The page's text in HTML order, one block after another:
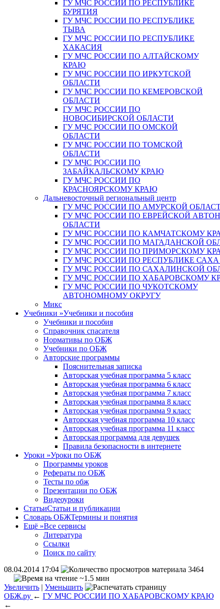
ГУ МЧС РОССИИ ПО РЕСПУБЛИКЕ
БУРЯТИЯ
ГУ МЧС РОССИИ ПО РЕСПУБЛИКЕ
ТЫВА
ГУ МЧС РОССИИ ПО РЕСПУБЛИКЕ
ХАКАСИЯ
ГУ МЧС РОССИИ ПО АЛТАЙСКОМУ
КРАЮ
ГУ МЧС РОССИИ ПО ИРКУТСКОЙ
ОБЛАСТИ
ГУ МЧС РОССИИ ПО КЕМЕРОВСКОЙ
ОБЛАСТИ
ГУ МЧС РОССИИ ПО
НОВОСИБИРСКОЙ ОБЛАСТИ
ГУ МЧС РОССИИ ПО ОМСКОЙ
ОБЛАСТИ
ГУ МЧС РОССИИ ПО ТОМСКОЙ
ОБЛАСТИ
ГУ МЧС РОССИИ ПО
ЗАБАЙКАЛЬСКОМУ КРАЮ
ГУ МЧС РОССИИ ПО
КРАСНОЯРСКОМУ КРАЮ
Дальневосточный региональный центр
ГУ МЧС РОССИИ ПО АМУРСКОЙ
ГУ МЧС РОССИИ ПО ЕВРЕЙСКОЙ
ОБЛАСТИ
ГУ МЧС РОССИИ ПО КАМЧАТСКОМУ
ГУ МЧС РОССИИ ПО МАГАДАНСКОЙ
ГУ МЧС РОССИИ ПО ПРИМОРСКОМУ
ГУ МЧС РОССИИ ПО РЕСПУБЛИКЕ
ГУ МЧС РОССИИ ПО САХАЛИНСКОЙ
ГУ МЧС РОССИИ ПО ХАБАРОВСКОМУ
ГУ МЧС РОССИИ ПО ЧУКОТСКОМУ
АВТОНОМНОМУ ОКРУГУ
Микс
Учебники »Учебники и пособия
Учебники и пособия
Справочник спасателя
Нормативы по ОБЖ
Учебники по ОБЖ
Авторские программы
Пояснительная записка
Авторская учебная программа 5 класс
Авторская учебная программа 6 класс
Авторская учебная программа 7 класс
Авторская учебная программа 8 класс
Авторская учебная программа 9 класс
Авторская учебная программа 10 класс
Авторская учебная программа 11 класс
Авторская программа для девушек
Правила безопасности в интернете
Уроки »Уроки по ОБЖ
Программы уроков
Рефераты по ОБЖ
Тесты по обж
Презентации по ОБЖ
Видеоуроки
СтатьиСтатьи и публикации
Словарь ОБЖТермины и понятия
Ещё »Все сервисы
Литература
Ссылки
Поиск по сайту
08.04.2014 17:04
3464
~1.5 мин
Увеличить | Уменьшить
ОБЖ.ру ← ГУ МЧС РОССИИ ПО ХАБАРОВСКОМУ КРАЮ
←